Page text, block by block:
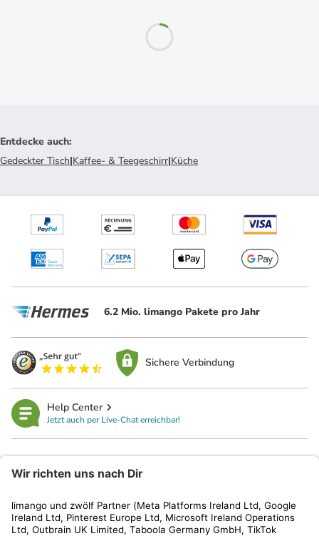
Entdecke auch:
Gedeckter Tisch|Kaffee- & Teegeschirr|Küche
6.2 Mio. limango Pakete pro Jahr
Sichere Verbindung
Help Center
Jetzt auch per Live-Chat erreichbar!
Kundenservice